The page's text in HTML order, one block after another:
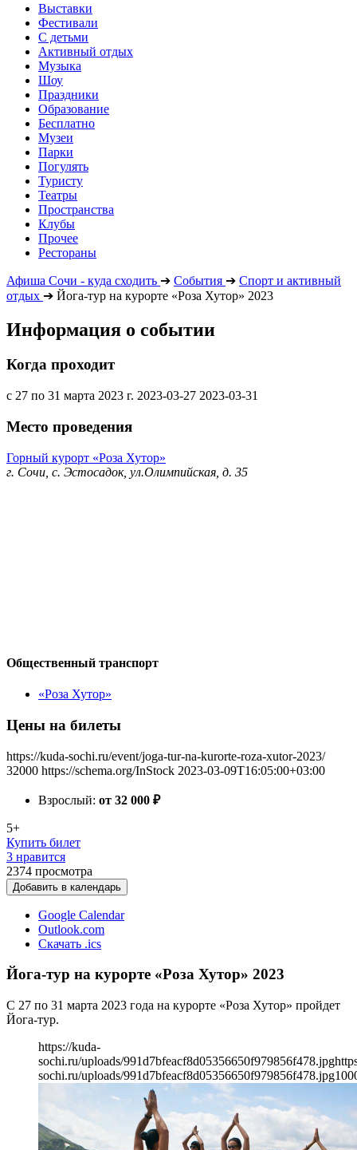
Выставки
Фестивали
С детьми
Активный отдых
Музыка
Шоу
Праздники
Образование
Бесплатно
Музеи
Парки
Погулять
Туристу
Театры
Пространства
Клубы
Прочее
Рестораны
Афиша Сочи - куда сходить ➔ События ➔ Спорт и активный
отдых ➔ Йога-тур на курорте «Роза Хутор» 2023
Информация о событии
Когда проходит
с 27 по 31 марта 2023 г. 2023-03-27 2023-03-31
Место проведения
Горный курорт «Роза Хутор»
г. Сочи, с. Эстосадок, ул.Олимпийская, д. 35
Общественный транспорт
«Роза Хутор»
Цены на билеты
https://kuda-sochi.ru/event/joga-tur-na-kurorte-roza-xutor-2023/
32000 https://schema.org/InStock 2023-03-09T16:05:00+03:00
Взрослый: от 32 000 ₽
5+
Купить билет
3 нравится
2374 просмотра
Добавить в календарь
Google Calendar
Outlook.com
Скачать .ics
Йога-тур на курорте «Роза Хутор» 2023
С 27 по 31 марта 2023 года на курорте «Роза Хутор» пройдет
Йога-тур.
https://kuda-
sochi.ru/uploads/991d7bfeacf8d05356650f979856f478.jpg
sochi.ru/uploads/991d7bfeacf8d05356650f979856f478.jpg